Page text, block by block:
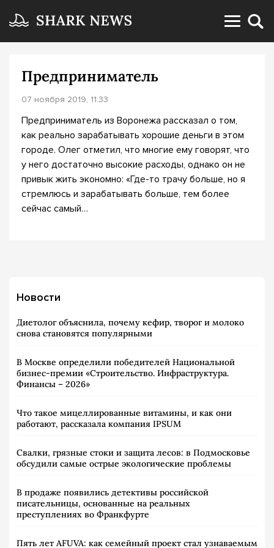
Предприниматель
07 ноября 2019, 11:33
Предприниматель из Воронежа рассказал о том,
как реально зарабатывать хорошие деньги в этом
городе. Олег отметил, что многие ему говорят, что
у него достаточно высокие расходы, однако он не
привык жить экономно: «Где-то трачу больше, но я
стремлюсь и зарабатывать больше, тем более
сейчас самый…
Новости
Диетолог объяснила, почему кефир, творог и молоко
снова становятся популярными
В Москве определили победителей Национальной
бизнес-премии «Строительство. Инфраструктура.
Финансы – 2026»
Что такое мицеллированные витамины, и как они
работают, рассказала компания IPSUM
Свалки, грязные стоки и защита лесов: в Подмосковье
обсудили самые острые экологические проблемы
В продаже появились детективы российской
писательницы, основанные на реальных
преступлениях во Франкфурте
Пять лет AFUVA: как семейный проект стал узнаваемым